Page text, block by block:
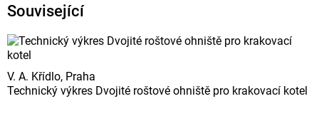
Související
V. A. Křídlo, Praha
Technický výkres Dvojité roštové ohniště pro krakovací kotel